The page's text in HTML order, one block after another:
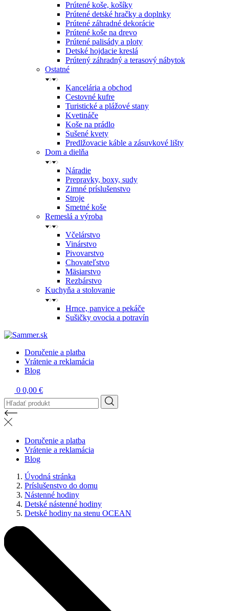
Prútené koše, košíky
Prútené detské hračky a doplnky
Prútené záhradné dekorácie
Prútené koše na drevo
Prútené palisády a ploty
Detské hojdacie kreslá
Prútený záhradný a terasový nábytok
Ostatné
Kancelária a obchod
Cestovné kufre
Turistické a plážové stany
Kvetináče
Koše na prádlo
Sušené kvety
Predlžovacie káble a zásuvkové lišty
Dom a dielňa
Náradie
Prepravky, boxy, sudy
Zimné príslušenstvo
Stroje
Smetné koše
Remeslá a výroba
Včelárstvo
Vinárstvo
Pivovarstvo
Chovateľstvo
Mäsiarstvo
Rezbárstvo
Kuchyňa a stolovanie
Hrnce, panvice a pekáče
Sušičky ovocia a potravín
Doručenie a platba
Vrátenie a reklamácia
Blog
0 0,00 €
Doručenie a platba
Vrátenie a reklamácia
Blog
Úvodná stránka
Príslušenstvo do domu
Nástenné hodiny
Detské nástenné hodiny
Detské hodiny na stenu OCEAN